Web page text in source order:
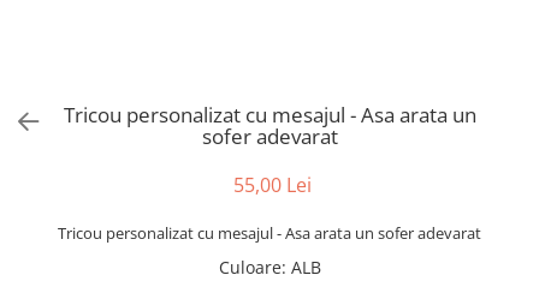
Tricou personalizat cu mesajul - Asa arata un
sofer adevarat
55,00 Lei
Tricou personalizat cu mesajul - Asa arata un sofer adevarat
Culoare: ALB